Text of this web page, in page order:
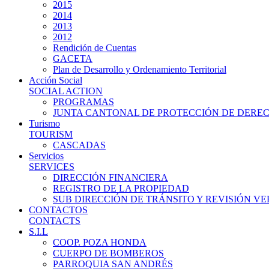
2015
2014
2013
2012
Rendición de Cuentas
GACETA
Plan de Desarrollo y Ordenamiento Territorial
Acción Social
SOCIAL ACTION
PROGRAMAS
JUNTA CANTONAL DE PROTECCIÓN DE
Turismo
TOURISM
CASCADAS
Servicios
SERVICES
DIRECCIÓN FINANCIERA
REGISTRO DE LA PROPIEDAD
SUB DIRECCIÓN DE TRÁNSITO Y REVISIÓN
CONTACTOS
CONTACTS
S.I.L
COOP. POZA HONDA
CUERPO DE BOMBEROS
PARROQUIA SAN ANDRÉS